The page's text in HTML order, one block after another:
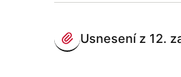
Usnesení z 12.
(otevře se v novém